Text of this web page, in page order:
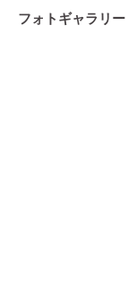
フォトギャラリー